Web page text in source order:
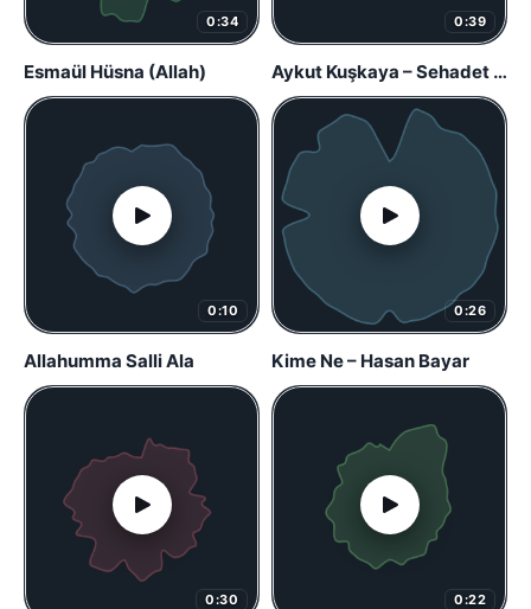
0:34
Esmaül Hüsna (Allah)
0:39
Aykut Kuşkaya – Sehadet Uykusu
0:10
Allahumma Salli Ala
0:26
Kime Ne – Hasan Bayar
0:30 0:22